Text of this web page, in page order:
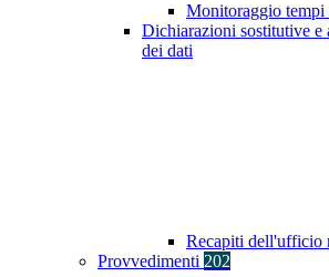
Monitoraggio tempi
Dichiarazioni sostitutive
dei dati
Recapiti dell'ufficio
Provvedimenti 202